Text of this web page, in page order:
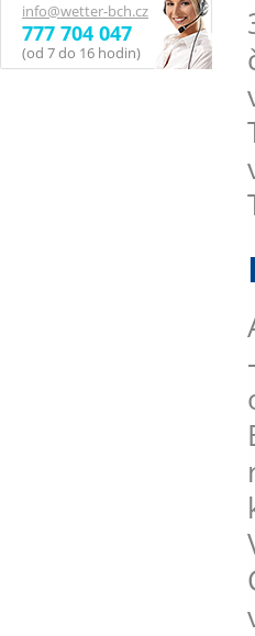
info@wetter-bch.cz
777 704 047
(od 7 do 16 hodin)